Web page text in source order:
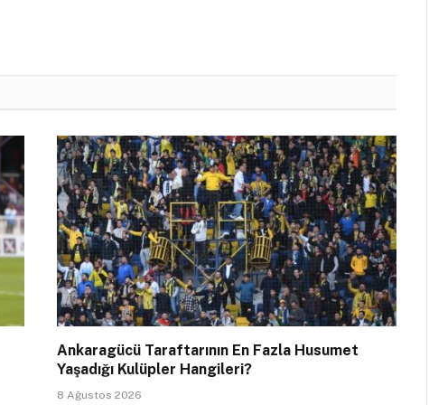
Ankaragücü Taraftarının En Fazla Husumet
Yaşadığı Kulüpler Hangileri?
8 Ağustos 2026